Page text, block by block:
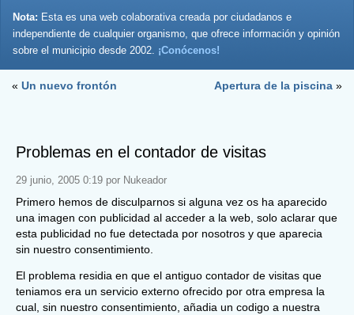
Nota: Esta es una web colaborativa creada por ciudadanos e
independiente de cualquier organismo, que ofrece información y opinión
sobre el municipio desde 2002. ¡Conócenos!
« Un nuevo frontón Apertura de la piscina »
Problemas en el contador de visitas
29 junio, 2005 0:19 por Nukeador
Primero hemos de disculparnos si alguna vez os ha aparecido
una imagen con publicidad al acceder a la web, solo aclarar que
esta publicidad no fue detectada por nosotros y que aparecia
sin nuestro consentimiento.
El problema residia en que el antiguo contador de visitas que
teniamos era un servicio externo ofrecido por otra empresa la
cual, sin nuestro consentimiento, añadia un codigo a nuestra